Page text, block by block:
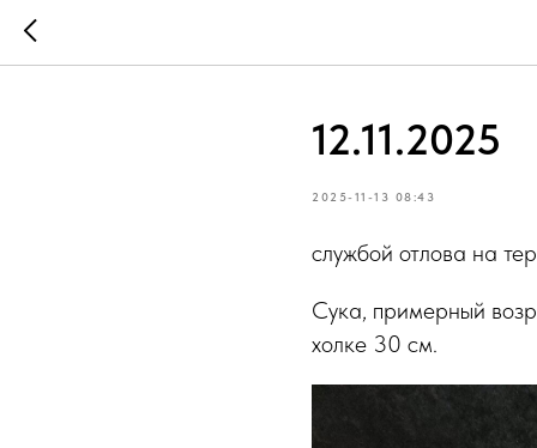
12.11.2025
2025-11-13 08:43
службой отлова на
Сука, примерный
холке 30 см.